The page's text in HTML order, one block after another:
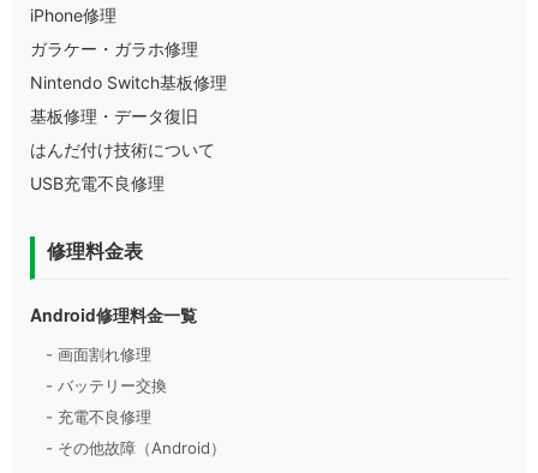
iPhone修理
ガラケー・ガラホ修理
Nintendo Switch基板修理
基板修理・データ復旧
はんだ付け技術について
USB充電不良修理
修理料金表
Android修理料金一覧
- 画面割れ修理
- バッテリー交換
- 充電不良修理
- その他故障（Android）